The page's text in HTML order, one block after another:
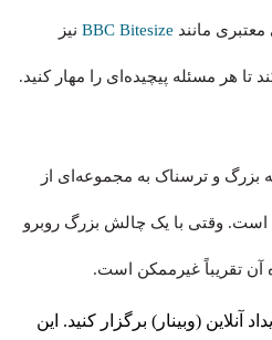
مانند نیز
هر مسئله پیچیده‌ای را مهار کنید.
بزرگ و ترسناک به مجموعه‌ای از
است. وقتی با یک چالش بزرگ روبرو
آن تقریباً غیرممکن است.
آنلاین (وبینار) برگزار کنید. این